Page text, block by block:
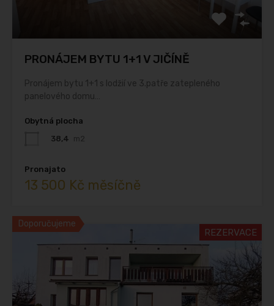
PRONÁJEM BYTU 1+1 V JIČÍNĚ
Pronájem bytu 1+1 s lodžií ve 3.patře zatepleného
panelového domu…
Obytná plocha
38,4 m2
Pronajato
13 500 Kč měsíčně
Doporučujeme
REZERVACE